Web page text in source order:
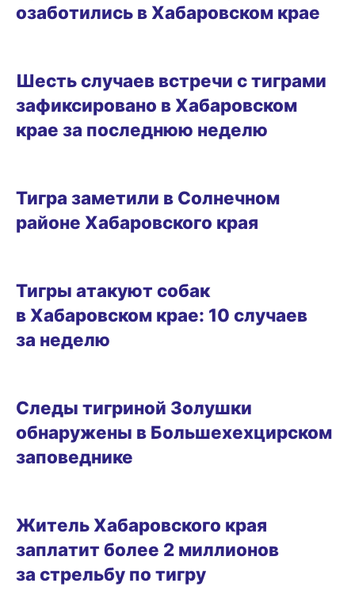
озаботились в Хабаровском крае
Шесть случаев встречи с тиграми
зафиксировано в Хабаровском
крае за последнюю неделю
Тигра заметили в Солнечном
районе Хабаровского края
Тигры атакуют собак
в Хабаровском крае: 10 случаев
за неделю
Следы тигриной Золушки
обнаружены в Большехехцирском
заповеднике
Житель Хабаровского края
заплатит более 2 миллионов
за стрельбу по тигру